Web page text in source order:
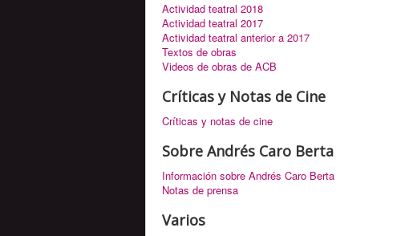
Actividad teatral 2018
Actividad teatral 2017
Actividad teatral anterior a 2017
Textos de obras
Videos de obras de ACB
Críticas y Notas de Cine
Críticas y notas de cine
Sobre Andrés Caro Berta
Información sobre Andrés Caro Berta
Notas de prensa
Varios